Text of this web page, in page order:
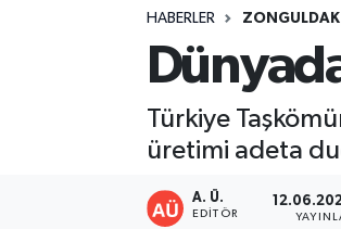
HABERLER ZONGULDAK
Türkiye
üretimi adeta
A. Ü.
EDITÖR
GÖKÇEBEY